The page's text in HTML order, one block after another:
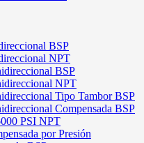
BSP
NPT
BSP
NPT
Tipo Tambor BSP
Compensada BSP
PSI NPT
por Presión